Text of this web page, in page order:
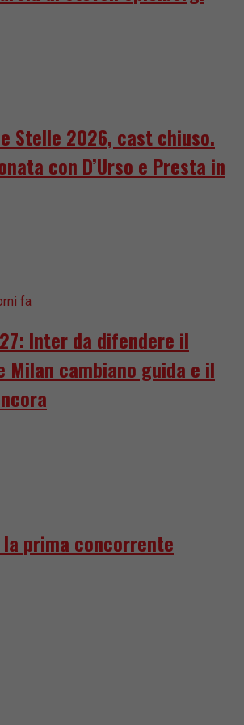
Stelle 2026, cast chiuso.
con D’Urso e Presta in
fa
Inter da difendere il
Milan cambiano guida e il
la prima concorrente